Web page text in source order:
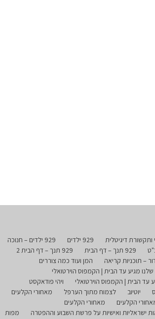
929 ילדים
929 ילדים – חנוכה
929 תנך – דף הבית
929 תנך – דף הבית 2
– תוכניות קריאה
המן ועוד כמה צוררים
מגיע עד הבית | הקמפוס הוירטואלי
עד הבית | הקמפוס הוירטואלי
ויהי פודאקסט
יוטיוב לצמוח מתוך הערפל
מאחורי הקלעים
הקלעים
מאחורי הקלעים
ישראליות ואישיות על פרשת השבוע וההפטרה
מפות